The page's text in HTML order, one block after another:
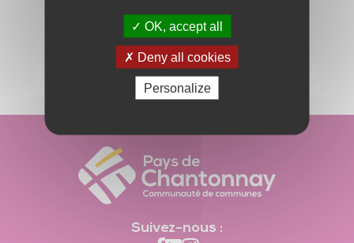
Suivez-nous :
OK, accept all
Deny all cookies
Personalize